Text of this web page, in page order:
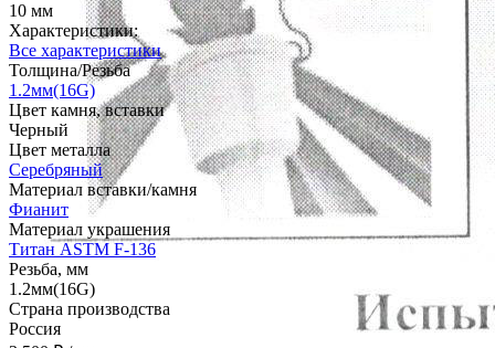
10 мм
Характеристики:
Все характеристики
Толщина/Резьба
1.2мм(16G)
Цвет камня, вставки
Черный
Цвет металла
Серебряный
Материал вставки/камня
Фианит
Материал украшения
Титан ASTM F-136
Резьба, мм
1.2мм(16G)
Страна производства
Россия